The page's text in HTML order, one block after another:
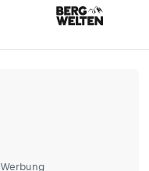
Werbung